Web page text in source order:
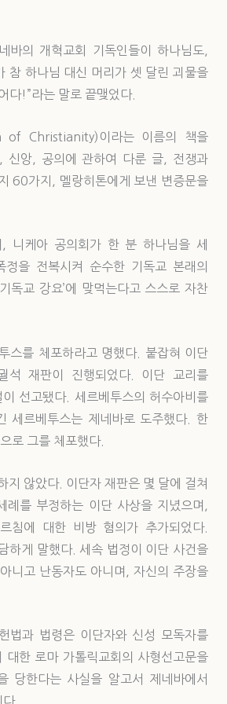
바의 개혁교회 기독인들이 하나님도,
참 하나님 대신 머리가 셋 달린 괴물을
다!”라는 말로 끝맺었다.
of Christianity)이라는 이름의 책을
신앙, 공의에 관하여 다룬 글, 전쟁과
60가지, 멜랑히톤에게 보낸 변증문을
니케아 공의회가 한 분 하나님을 세
을 전복시켜 순수한 기독교 본래의
독교 강요’에 맞먹는다고 스스로 자찬
스를 체포하라고 명했다. 붙잡혀 이단
석 재판이 진행되었다. 이단 교리를
선고됐다. 세르베투스의 허수아비를
세르베투스는 제네바로 도주했다. 한
로 그를 체포했다.
지 않았다. 이단자 재판은 몇 달에 걸쳐
를 부정하는 이단 사상을 지녔으며,
침에 대한 비방 혐의가 추가되었다.
하게 말했다. 세속 법정이 이단 사건을
니고 난동자도 아니며, 자신의 주장을
법과 법령은 이단자와 신성 모독자를
한 로마 가톨릭교회의 사형선고문을
당한다는 사실을 알고서 제네바에서
.